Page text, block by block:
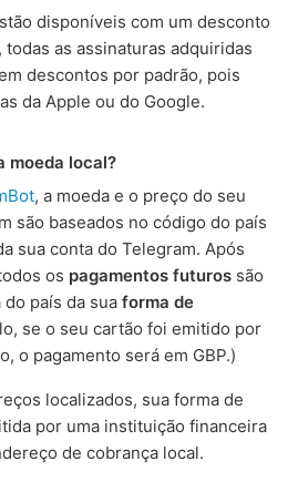
disponíveis com um desconto
as assinaturas adquiridas
descontos por padrão, pois
da Apple ou do Google.
moeda local?
, a moeda e o preço do seu
são baseados no código do país
sua conta do Telegram. Após
os pagamentos futuros são
país da sua forma de
se o seu cartão foi emitido por
o pagamento será em GBP.)
localizados, sua forma de
por uma instituição financeira
de cobrança local.